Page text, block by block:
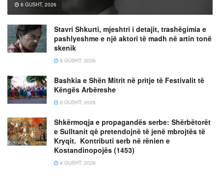
6 GUSHT, 2026
Stavri Shkurti, mjeshtri i detajit, trashëgimia e
pashlyeshme e një aktori të madh në artin tonë
skenik
6 GUSHT, 2026
Bashkia e Shën Mitrit në pritje të Festivalit të
Këngës Arbëreshe
6 GUSHT, 2026
Shkërmoqja e propagandës serbe: Shërbëtorët
e Sulltanit që pretendojnë të jenë mbrojtës të
Kryqit. Kontributi serb në rënien e
Kostandinopojës (1453)
6 GUSHT, 2026